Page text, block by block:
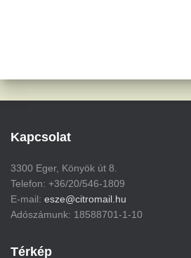
Kapcsolat
3300 Eger, Könyök út 8.
Telefon: +36/20/546-1809
E-mail: esze@citromail.hu
Adószámunk: 18588701-1-10
Térkép